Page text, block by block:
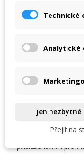
upraveného
záření, mrazu,
zbudovaným a to
nebo na zahradu.
panely dopadalo co
pozice montáže je
ztrátu, každý SC
Každá sada
spojovacího a
add_circle_outline Create new list
Technické
Analytické
Jen nezbytné
Přejít na